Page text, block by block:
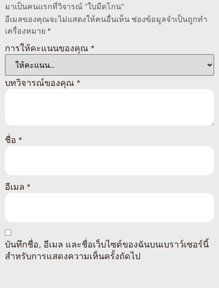
มาเป็นคนแรกที่วิจารณ์ “ใบมีดโกน”
อีเมลของคุณจะไม่แสดงให้คนอื่นเห็น ช่องข้อมูลจำเป็นถูกทำ
เครื่องหมาย *
การให้คะแนนของคุณ *
บทวิจารณ์ของคุณ *
ชื่อ *
อีเมล *
บันทึกชื่อ, อีเมล และชื่อเว็บไซต์ของฉันบนเบราว์เซอร์นี้
สำหรับการแสดงความเห็นครั้งถัดไป